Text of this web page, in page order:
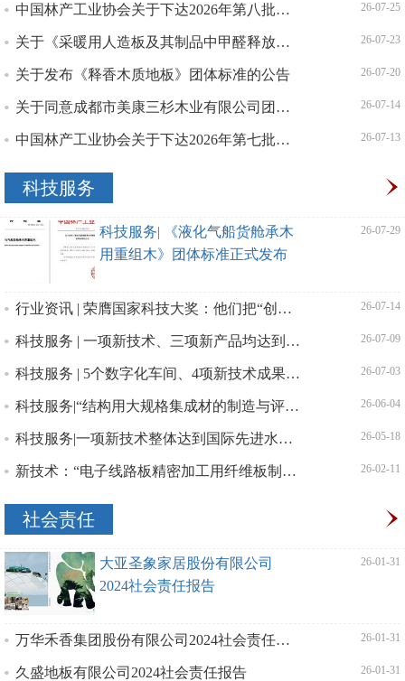
中国林产工业协会关于下达2026年第八批团体标准项目计划的通知 | 26-07-25
关于《采暖用人造板及其制品中甲醛释放限量》团体标准征求意见的函 | 26-07-23
关于发布《释香木质地板》团体标准的公告 | 26-07-20
关于同意成都市美康三杉木业有限公司团体标准采信的通知 | 26-07-14
中国林产工业协会关于下达2026年第七批团体标准项目计划的通知 | 26-07-13
科技服务
科技服务| 《液化气船货舱承木
用重组木》团体标准正式发布
| 26-07-29
行业资讯 | 荣膺国家科技大奖：他们把“创新势能”转化为“领跑动能” | 26-07-14
科技服务 | 一项新技术、三项新产品均达到国际先进水平 | 26-07-09
科技服务 | 5个数字化车间、4项新技术成果通过评价 | 26-07-03
科技服务|“结构用大规格集成材的制造与评价关键技术”通过科技成果评价 | 26-06-04
科技服务|一项新技术整体达到国际先进水平，两项新产品均达到国际先进水平 | 26-05-18
新技术：“电子线路板精密加工用纤维板制造关键技术”及其新产品分别达到国际先进、国际领先水平 | 26-02-11
社会责任
大亚圣象家居股份有限公司
2024社会责任报告
| 26-01-31
万华禾香集团股份有限公司2024社会责任报告 | 26-01-31
久盛地板有限公司2024社会责任报告 | 26-01-31